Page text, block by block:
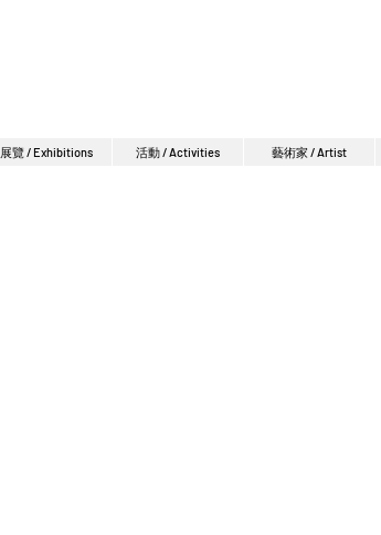
展覽 / Exhibitions 活動 / Activities 藝術家 / Artist